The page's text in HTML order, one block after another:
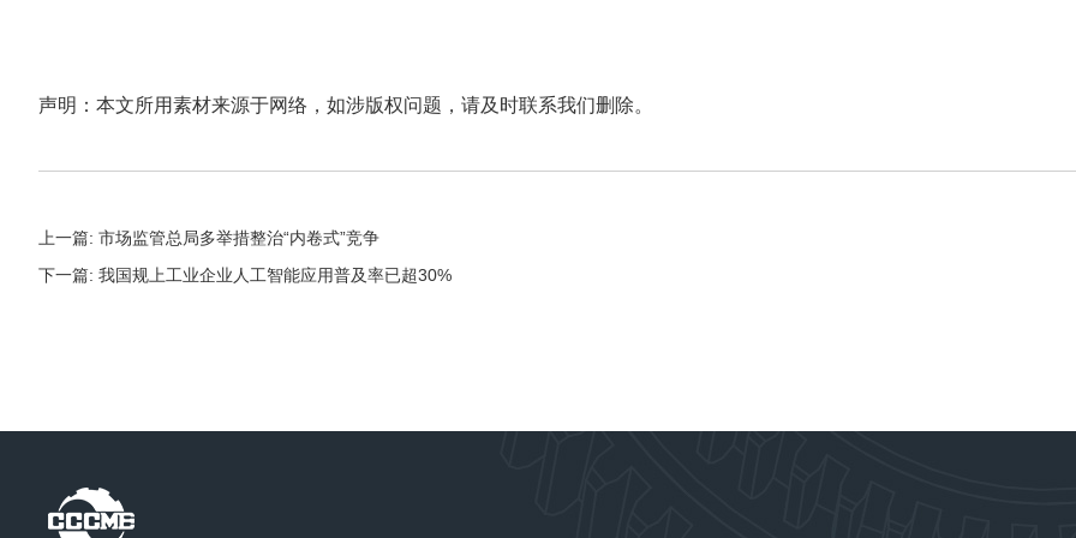
声明：本文所用素材来源于网络，如涉版权问题，请及时联系我们删除。
上一篇: 市场监管总局多举措整治“内卷式”竞争
下一篇: 我国规上工业企业人工智能应用普及率已超30%